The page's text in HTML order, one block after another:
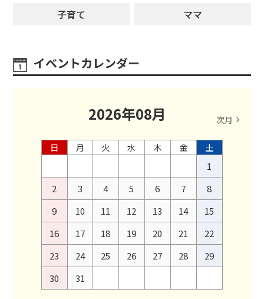
子育て
ママ
イベントカレンダー
2026年08月 次月
日 月 火 水 木 金
土
1
2
3 4 5 6 7
8
9
10 11 12 13 14
15
16
17 18 19 20 21
22
23
24 25 26 27 28
29
30
31